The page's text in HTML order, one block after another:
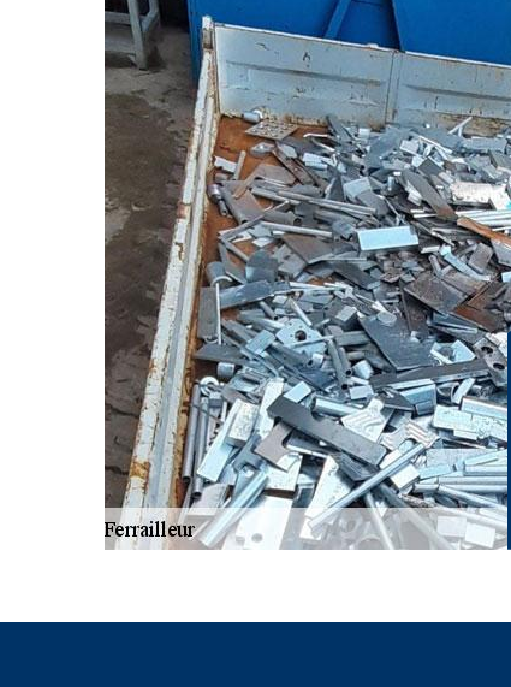
Achat de fer chez
Benne
Si vous êtes à la recherche d’un acheteur pour
Raz 38134, n’hésitez pas à vous rendre chez
Saint Julien De Raz 38134, notre entreprise RG
clientèle, comme : les usines et les particuliers
acier). Il est à noter que, notre entreprise RG
électroniques pour peser vos fers. Nous tenons à
aux meilleurs prix (qui est le cours du jour).